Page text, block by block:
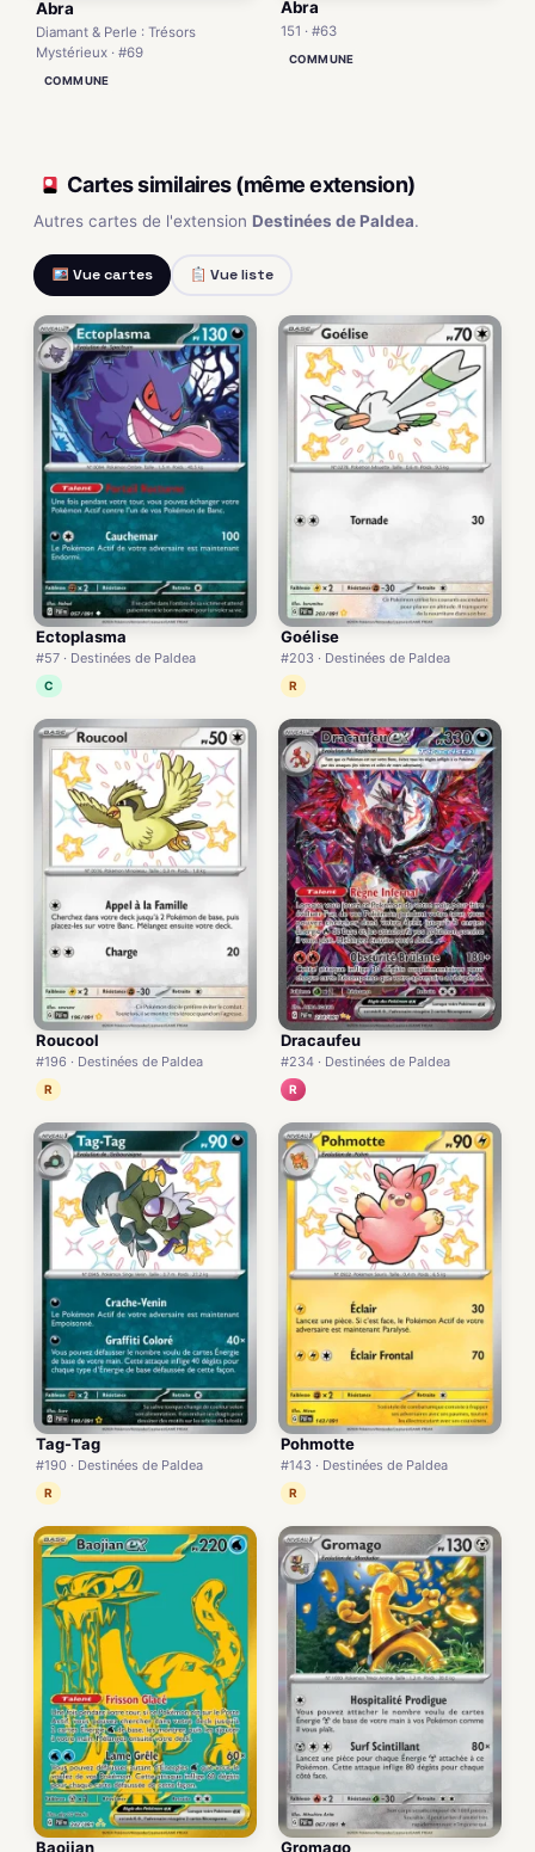
Abra
Diamant & Perle : Trésors
Mystérieux · #69
COMMUNE
Abra
151 · #63
COMMUNE
Cartes similaires (même extension)
Autres cartes de l'extension Destinées de Paldea.
Vue cartes Vue liste
Ectoplasma
#57 · Destinées de Paldea
C
Goélise
#203 · Destinées de Paldea
R
Roucool
#196 · Destinées de Paldea
R
Dracaufeu
#234 · Destinées de Paldea
R
Tag-Tag
#190 · Destinées de Paldea
R
Pohmotte
#143 · Destinées de Paldea
R
Baojian Gromago